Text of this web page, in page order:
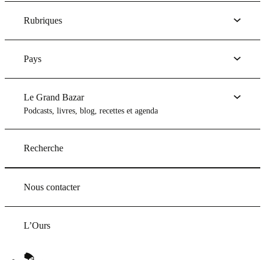
Rubriques
Pays
Le Grand Bazar
Podcasts, livres, blog, recettes et agenda
Recherche
Nous contacter
L’Ours